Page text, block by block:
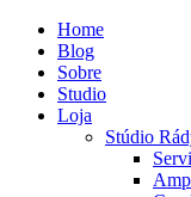
Home
Blog
Sobre
Studio
Loja
Stúdio